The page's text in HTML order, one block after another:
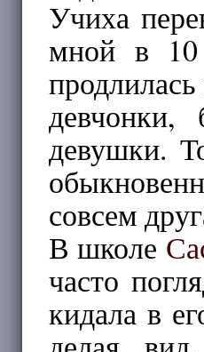
Учиха
мной в 10
девушки.
совсем
В школе
часто
кидала в